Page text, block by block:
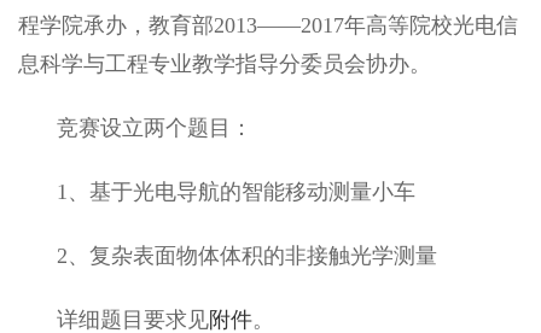
程学院承办，教育部2013——2017年高等院校光电信
息科学与工程专业教学指导分委员会协办。
竞赛设立两个题目：
1 、基于光电导航的智能移动测量小车
2、复杂表面物体体积的非接触光学测量
详细题目要求见附件。